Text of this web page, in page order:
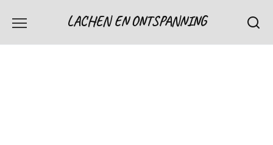
LACHEN EN ONTSPANNING